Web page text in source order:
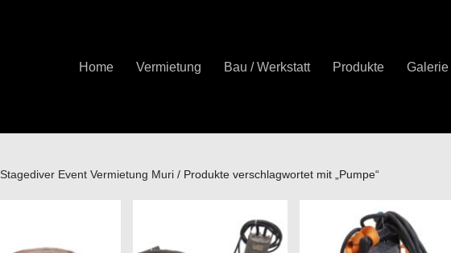
Home
Vermietung Bau / Werkstatt Produkte Galerie
Stagediver Event Vermietung Muri / Produkte verschlagwortet mit „Pumpe“